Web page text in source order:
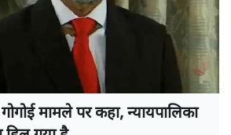
मामले पर कहा, न्यायपालिका